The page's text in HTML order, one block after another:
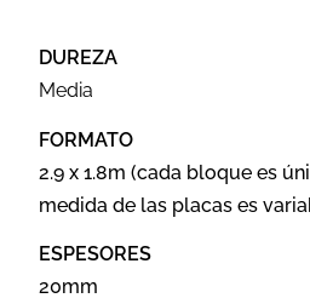
DUREZA
Media
FORMATO
2.9 x 1.8m (cada bloque es
medida de las placas es
ESPESORES
20mm